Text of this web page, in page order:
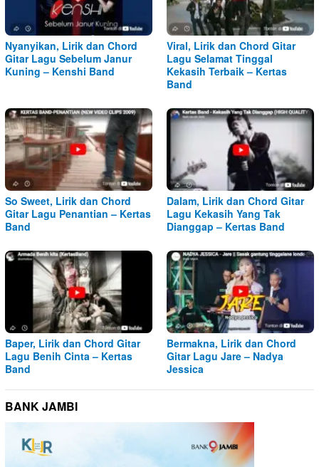
Nyanyikan, Lirik dan Chord
Gitar Lagu Sebelum Janur
Kuning – Kenshi Band
Viral, Lirik dan Chord Gitar
Lagu Selamat Tinggal
Kekasih Terbaik – Kertas
Band
So Sweet, Lirik dan Chord
Gitar Lagu Penantian – Kertas
Band
Dalam, Lirik dan Chord Gitar
Lagu Kekasih Yang Tak
Dianggap – Kertas Band
Baper, Lirik dan Chord Gitar
Lagu Benih Cinta – Kertas
Band
Bermakna, Lirik dan Chord
Gitar Lagu Jare – Nadya
Jessica
BANK JAMBI